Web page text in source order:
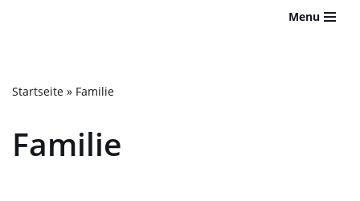
Website
Barrierefreiheitssystem.
Menu
Startseite » Familie
Familie